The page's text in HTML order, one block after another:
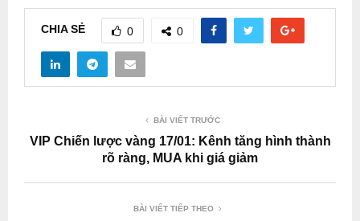
CHIA SẺ 0 0
BÀI VIẾT TRƯỚC
VIP Chiến lược vàng 17/01: Kênh tăng hình thành
rõ ràng, MUA khi giá giảm
BÀI VIẾT TIẾP THEO